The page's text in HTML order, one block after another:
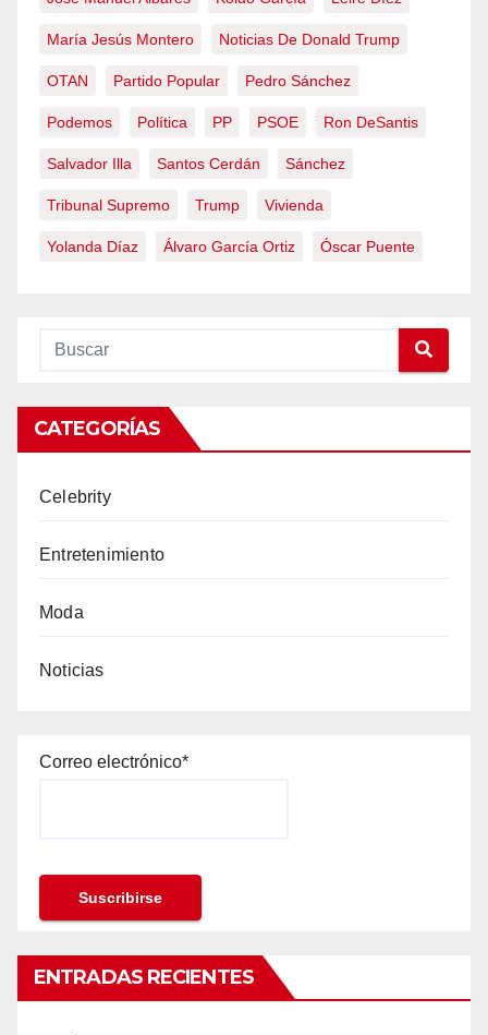
María Jesús Montero Noticias De Donald Trump
OTAN Partido Popular Pedro Sánchez
Podemos Política PP PSOE Ron DeSantis
Salvador Illa Santos Cerdán Sánchez
Tribunal Supremo Trump Vivienda
Yolanda Díaz Álvaro García Ortiz Óscar Puente
CATEGORÍAS
Celebrity
Entretenimiento
Moda
Noticias
Correo electrónico*
ENTRADAS RECIENTES